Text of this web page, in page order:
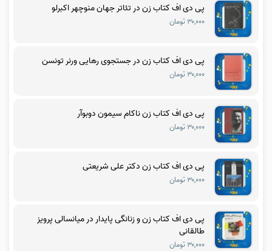
پی دی اف کتاب زن در تئاتر جهان منوچهر اکبرلو
۳۰,۰۰۰ تومان
پی دی اف کتاب زن در جستجوی رهایی ورنر تونسن
۳۰,۰۰۰ تومان
پی دی اف کتاب زن ناکام سیمون دوبوآر
۳۰,۰۰۰ تومان
پی دی اف کتاب زن دکتر علی شریعتی
۳۰,۰۰۰ تومان
پی دی اف کتاب زن و زنانگی پایدار در میانسالی پرویز
طالقانی
۳۰,۰۰۰ تومان